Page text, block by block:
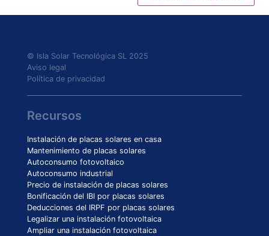
© Isla Solar Tecnológica SL 2025
Aviso legal
Política de privacidad
Recursos
Instalación de placas solares en casa
Mantenimiento de placas solares
Autoconsumo fotovoltaico
Autoconsumo industrial
Precio de instalación de placas solares
Bonificación del IBI por placas solares
Deducciones del IRPF por placas solares
Legalizar una instalación fotovoltaica
Ampliar una instalación fotovoltaica